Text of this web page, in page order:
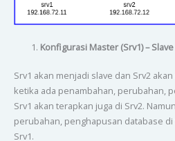
Konfigurasi Master (Srv1) – Slave
Srv1 akan menjadi slave dan Srv2
ketika ada penambahan, perubahan,
Srv1 akan terapkan juga di Srv2.
perubahan, penghapusan database
Srv1.